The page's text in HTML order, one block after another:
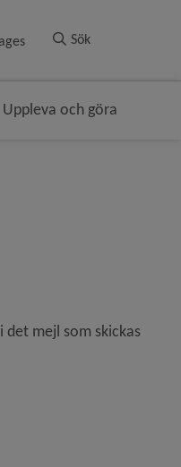
Sök
Uppleva och göra
det mejl som skickas